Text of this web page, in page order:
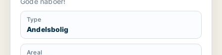
Type
Andelsbolig
Areal